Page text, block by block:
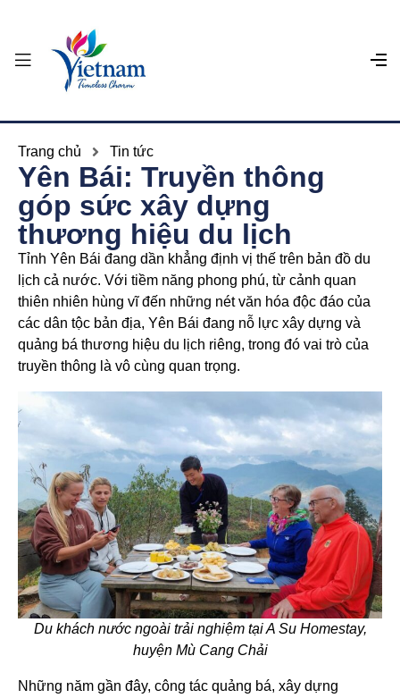
Trang chủ Tin tức
Yên Bái: Truyền thông
góp sức xây dựng
thương hiệu du lịch
Tỉnh Yên Bái đang dần khẳng định vị thế trên bản đồ du
lịch cả nước. Với tiềm năng phong phú, từ cảnh quan
thiên nhiên hùng vĩ đến những nét văn hóa độc đáo của
các dân tộc bản địa, Yên Bái đang nỗ lực xây dựng và
quảng bá thương hiệu du lịch riêng, trong đó vai trò của
truyền thông là vô cùng quan trọng.
Du khách nước ngoài trải nghiệm tại A Su Homestay,
huyện Mù Cang Chải
Những năm gần đây, công tác quảng bá, xây dựng